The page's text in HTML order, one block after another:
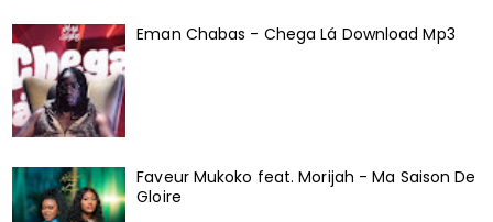
Eman Chabas - Chega Lá Download Mp3
Faveur Mukoko feat. Morijah - Ma Saison De
Gloire